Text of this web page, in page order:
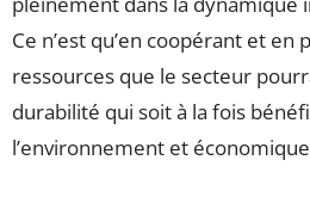
Ce n’est qu’en coopérant et en
ressources que le secteur
durabilité qui soit à la fois
l’environnement et